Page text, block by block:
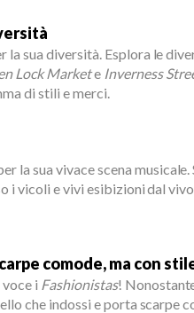
la sua diversità. Esplora le
Lock Markete Inverness
di stili e merci.
la sua vivace scena musicale.
i vicoli e vivi esibizioni dal
comode, ma con
i Fashionistas!
che indossi e porta scarpe